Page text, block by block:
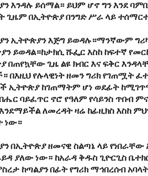
እንዳሉ ይሰማል። ይህም ሆኖ ግን እንደ
ጊዜም በኢትዮጵያ በንግድ ሥራ ላይ
ኢትዮጵያን እጅግ ይወዳሉ።ማንኛውም
ይወዳል።ከታክሲ ሹፌር እስከ ከፍተኛ
በጠየኳቸው ጊዜ ልዩ ክብር እና ፍቅር
በእዚህ የሉላዊነት ዘመን ግሪክ የገጠሟት
ኢትዮጵያ ከገጠማትም ሆነ ወደፊት
ባይፈጥር ኖሮ የዓለም የሳይንስ ጥበብ
ለመረዳት ዛሬ ከፊዚክስ እስከ
ነው።
በኢትዮጵያ ዘመናዊ ስልጣኔ ላይ የነበራቸው
ያለው ነው። ከአራዳ ቅዱስ ጊዮርጊስ
ከጣልያን በፊት የግሪክ ማኅበረሰብ